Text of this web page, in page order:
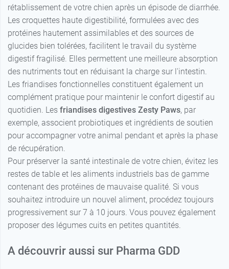
rétablissement de votre chien après un épisode de diarrhée.
Les croquettes haute digestibilité, formulées avec des
protéines hautement assimilables et des sources de
glucides bien tolérées, facilitent le travail du système
digestif fragilisé. Elles permettent une meilleure absorption
des nutriments tout en réduisant la charge sur l'intestin.
Les friandises fonctionnelles constituent également un
complément pratique pour maintenir le confort digestif au
quotidien. Les friandises digestives Zesty Paws, par
exemple, associent probiotiques et ingrédients de soutien
pour accompagner votre animal pendant et après la phase
de récupération.
Pour préserver la santé intestinale de votre chien, évitez les
restes de table et les aliments industriels bas de gamme
contenant des protéines de mauvaise qualité. Si vous
souhaitez introduire un nouvel aliment, procédez toujours
progressivement sur 7 à 10 jours. Vous pouvez également
proposer des légumes cuits en petites quantités.
A découvrir aussi sur Pharma GDD